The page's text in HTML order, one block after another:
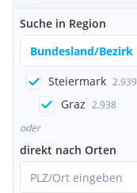
Suche in Region
Bundesland/Bezirk
Steiermark 2.939
Graz 2.938
oder
direkt nach Orten
PLZ/Ort eingeben